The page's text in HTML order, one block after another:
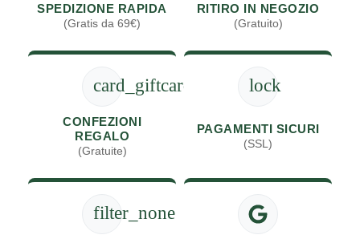
SPEDIZIONE RAPIDA
(Gratis da 69€)
RITIRO IN NEGOZIO
(Gratuito)
card_giftcard
CONFEZIONI
REGALO
(Gratuite)
lock
PAGAMENTI SICURI
(SSL)
filter_none